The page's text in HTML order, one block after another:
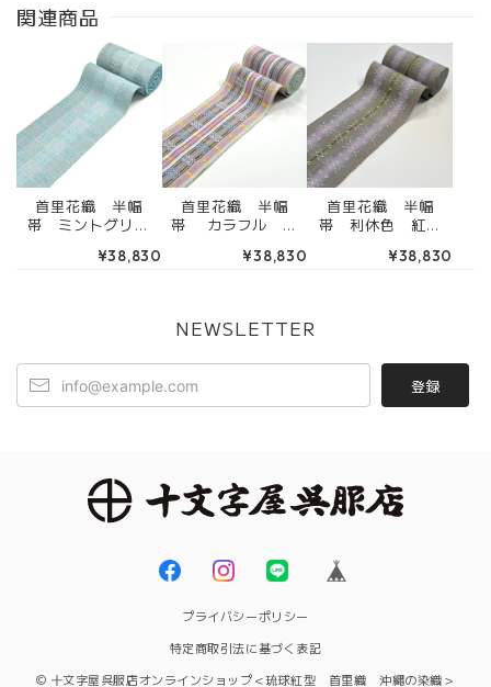
関連商品
首里花織 半幅
帯 ミントグリー
処理込み） 4RK
¥38,830
首里花織 半幅
帯 カラフル 生
色 黄色 （端処理
¥38,830
首里花織 半幅
帯 利休色 紅藤
理込み） 4RK31
¥38,830
NEWSLETTER
登録
プライバシーポリシー
特定商取引法に基づく表記
© 十文字屋呉服店オンラインショップ＜琉球紅型 首里織 沖縄の染織＞